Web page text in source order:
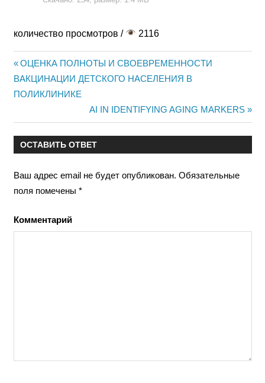
количество просмотров / 2116
Навигация
по
записям
Предыдущая
запись:
ОЦЕНКА ПОЛНОТЫ И СВОЕВРЕМЕННОСТИ
ВАКЦИНАЦИИ ДЕТСКОГО НАСЕЛЕНИЯ В
ПОЛИКЛИНИКЕ
Следующая
запись:
AI IN IDENTIFYING AGING MARKERS
ОСТАВИТЬ ОТВЕТ
Ваш адрес email не будет опубликован. Обязательные
поля помечены *
Комментарий